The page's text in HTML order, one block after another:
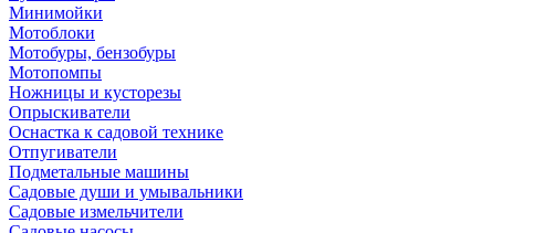
Минимойки
Мотоблоки
Мотобуры, бензобуры
Мотопомпы
Ножницы и кусторезы
Опрыскиватели
Оснастка к садовой технике
Отпугиватели
Подметальные машины
Садовые души и умывальники
Садовые измельчители